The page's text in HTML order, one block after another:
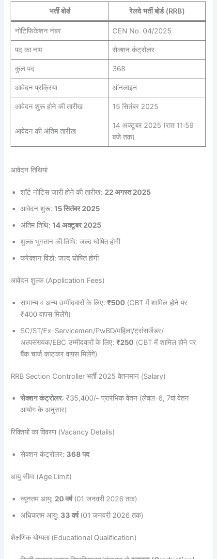
भर्ती बोर्ड रेलवे भर्ती बोर्ड (RRB)
नोटिफिकेशन नंबर CEN No. 04/2025
पद का नाम सेक्शन कंट्रोलर
कुल पद 368
आवेदन प्रक्रिया ऑनलाइन
आवेदन शुरू होने की तारीख 15 सितंबर 2025
आवेदन की अंतिम तारीख
14 अक्टूबर 2025 (रात 11:59
बजे तक)
आवेदन तिथियां
शॉर्ट नोटिस जारी होने की तारीख: 22 अगस्त 2025
आवेदन शुरू:15 सितंबर 2025
अंतिम तिथि:14 अक्टूबर 2025
शुल्क भुगतान की तिथि: जल्द घोषित होगी
करेक्शन विंडो: जल्द घोषित होगी
आवेदन शुल्क (Application Fees)
सामान्य व अन्य उम्मीदवारों के लिए:₹500 (CBT में शामिल होने पर
₹400 वापस मिलेंगे)
SC/ST/Ex-Servicemen/PwBD/महिला/ट्रांसजेंडर/
अल्पसंख्यक/EBC उम्मीदवारों के लिए:₹250 (CBT में शामिल होने पर
बैंक चार्ज काटकर वापस मिलेंगे)
RRB Section Controller भर्ती 2025 वेतनमान (Salary)
सेक्शन कंट्रोलर: ₹35,400/- प्रारंभिक वेतन (लेवल-6, 7वां वेतन
आयोग के अनुसार)
रिक्तियों का विवरण (Vacancy Details)
सेक्शन कंट्रोलर: 368 पद
आयु सीमा (Age Limit)
न्यूनतम आयु: 20 वर्ष(01 जनवरी 2026 तक)
अधिकतम आयु: 33 वर्ष(01 जनवरी 2026 तक)
शैक्षणिक योग्यता (Educational Qualification)